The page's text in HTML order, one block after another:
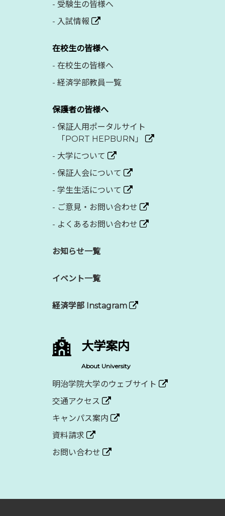
- 受験生の皆様へ
- 入試情報
在校生の皆様へ
- 在校生の皆様へ
- 経済学部教員一覧
保護者の皆様へ
- 保証人用ポータルサイト
「PORT HEPBURN」
- 大学について
- 保証人会について
- 学生生活について
- ご意見・お問い合わせ
- よくあるお問い合わせ
お知らせ一覧
イベント一覧
経済学部 Instagram
大学案内
About University
明治学院大学のウェブサイト
交通アクセス
キャンパス案内
資料請求
お問い合わせ